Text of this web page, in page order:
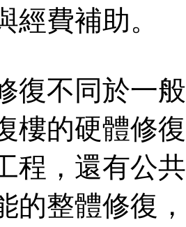
經費補助。
復不同於一
樓的硬體修
程，還有公
的整體修復